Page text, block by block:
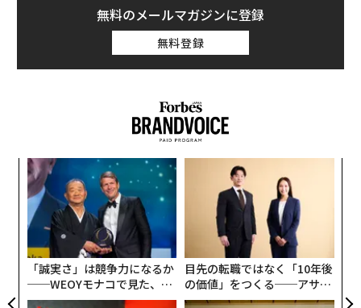
無料のメールマガジンに登録
無料登録
「誠実さ」は競争力になるか
──WEOYモナコで見た、く
ら寿司の経営哲学
目先の転職ではなく「10年後
の価値」をつくる──アサイ
ンの長期伴走型支援とは